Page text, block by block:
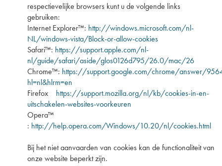
respectievelijke browsers kunt u de volgende links
gebruiken:
Internet Explorer™: http://windows.microsoft.com/nl-
NL/windows-vista/Block-or-allow-cookies
Safari™: https://support.apple.com/nl-
nl/guide/safari/aside/glos0126d795/26.0/mac/26
Chrome™: https://support.google.com/chrome/answer/
hl=nl&hlrm=en
Firefox https://support.mozilla.org/nl/kb/cookies-in-en-
uitschakelen-websites-voorkeuren
Opera™
: http://help.opera.com/Windows/10.20/nl/cookies.html
Bij het niet aanvaarden van cookies kan de functionaliteit van
onze website beperkt zijn.